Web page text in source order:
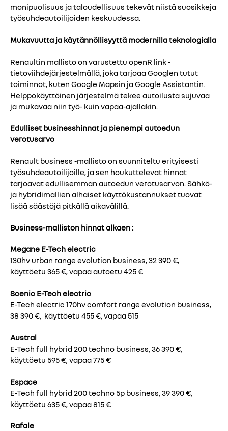
monipuolisuus ja taloudellisuus tekevät niistä suosikkeja
työsuhdeautoilijoiden keskuudessa.
Mukavuutta ja käytännöllisyyttä modernilla teknologialla
Renaultin mallisto on varustettu openR link -
tietoviihdejärjestelmällä, joka tarjoaa Googlen tutut
toiminnot, kuten Google Mapsin ja Google Assistantin.
Helppokäyttöinen järjestelmä tekee autoilusta sujuvaa
ja mukavaa niin työ- kuin vapaa-ajallakin.
Edulliset businesshinnat ja pienempi autoedun
verotusarvo
Renault business -mallisto on suunniteltu erityisesti
työsuhdeautoilijoille, ja sen houkuttelevat hinnat
tarjoavat edullisemman autoedun verotusarvon. Sähkö-
ja hybridimallien alhaiset käyttökustannukset tuovat
lisää säästöjä pitkällä aikavälillä.
Business-malliston hinnat alkaen :
Megane E-Tech electric
130hv urban range evolution business, 32 390 €,
käyttöetu 365 €, vapaa autoetu 425 €
Scenic E-Tech electric
E-Tech electric 170hv comfort range evolution business,
38 390 €, käyttöetu 455 €, vapaa 515
Austral
E-Tech full hybrid 200 techno business, 36 390 €,
käyttöetu 595 €, vapaa 775 €
Espace
E-Tech full hybrid 200 techno 5p business, 39 390 €,
käyttöetu 635 €, vapaa 815 €
Rafale